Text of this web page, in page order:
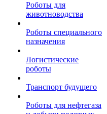
Роботы для
животноводства
Роботы специального
назначения
Логистические
роботы
Транспорт будущего
Роботы для нефтегаза